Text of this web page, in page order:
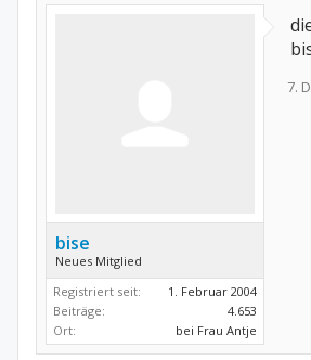
bise
Neues Mitglied
Registriert seit:
1. Februar 2004
Beiträge:
4.653
Ort:
bei Frau Antje
7.